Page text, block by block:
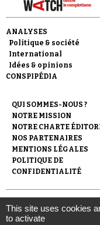
ANALYSES
Politique & société
International
Idées & opinions
CONSPIPÉDIA
QUI SOMMES-NOUS ?
NOTRE MISSION
NOTRE CHARTE
NOS PARTENAIRES
MENTIONS LÉGALES
POLITIQUE DE
CONFIDENTIALITÉ
© 2007- 2026
l'Observatoire du
le soutien de la
This site uses cookies
to activate